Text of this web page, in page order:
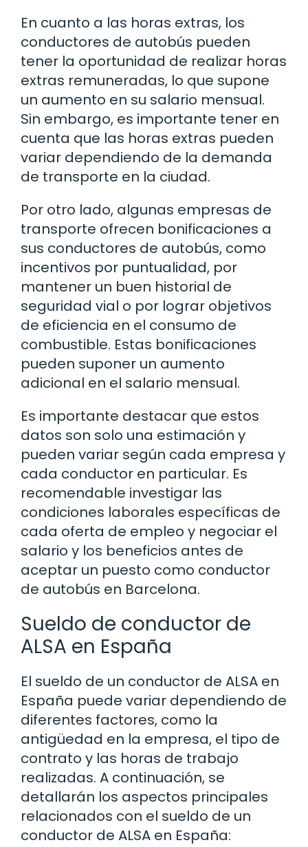
En cuanto a las horas extras, los
conductores de autobús pueden
tener la oportunidad de realizar horas
extras remuneradas, lo que supone
un aumento en su salario mensual.
Sin embargo, es importante tener en
cuenta que las horas extras pueden
variar dependiendo de la demanda
de transporte en la ciudad.
Por otro lado, algunas empresas de
transporte ofrecen bonificaciones a
sus conductores de autobús, como
incentivos por puntualidad, por
mantener un buen historial de
seguridad vial o por lograr objetivos
de eficiencia en el consumo de
combustible. Estas bonificaciones
pueden suponer un aumento
adicional en el salario mensual.
Es importante destacar que estos
datos son solo una estimación y
pueden variar según cada empresa y
cada conductor en particular. Es
recomendable investigar las
condiciones laborales específicas de
cada oferta de empleo y negociar el
salario y los beneficios antes de
aceptar un puesto como conductor
de autobús en Barcelona.
Sueldo de conductor de
ALSA en España
El sueldo de un conductor de ALSA en
España puede variar dependiendo de
diferentes factores, como la
antigüedad en la empresa, el tipo de
contrato y las horas de trabajo
realizadas. A continuación, se
detallarán los aspectos principales
relacionados con el sueldo de un
conductor de ALSA en España: